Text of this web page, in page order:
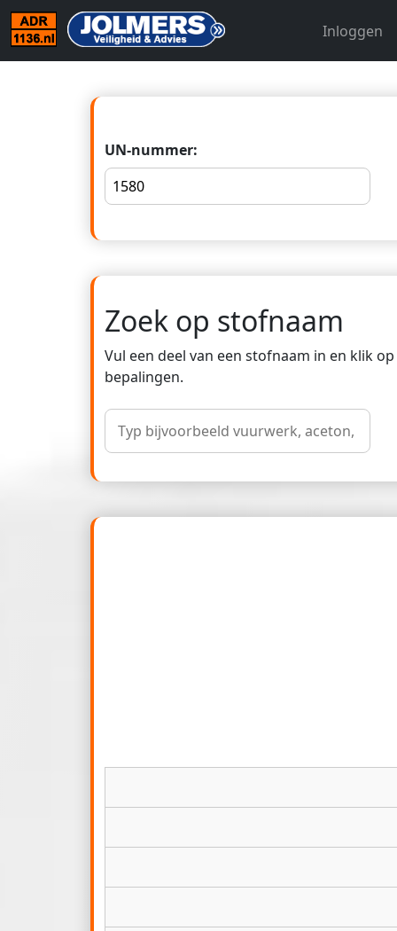
Inloggen
UN-nummer:
Zoek op stofnaam
Vul een deel van een stofnaam in en klik
bepalingen.